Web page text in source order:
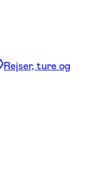
Rejser, ture og